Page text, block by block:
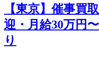
【東京】催事買
迎・月給30万円
り